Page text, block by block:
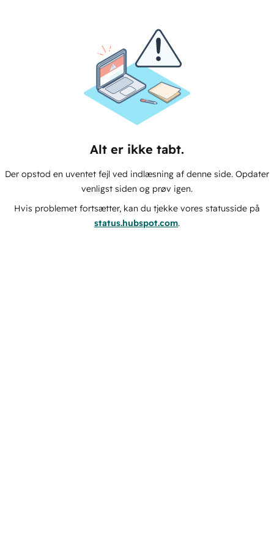
Alt er ikke tabt.
Der opstod en uventet fejl ved indlæsning af denne side. Opdater
venligst siden og prøv igen.
Hvis problemet fortsætter, kan du tjekke vores statusside på
status.hubspot.com.